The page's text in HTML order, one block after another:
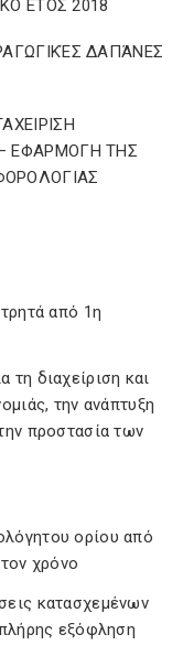
από 1η
διαχείριση και
την ανάπτυξη
προστασία των
ορίου από
χρόνο
κατασχεμένων
εξόφληση
ΕΤΟΣ 2018
ΔΑΠΆΝΕΣ
ΕΦΑΡΜΟΓΗ ΤΗΣ